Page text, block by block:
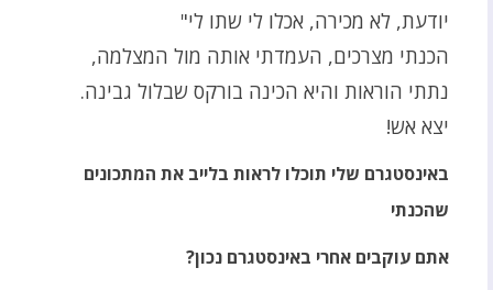
יודעת, לא מכירה, אכלו לי שתו לי"
הכנתי מצרכים, העמדתי אותה מול המצלמה,
נתתי הוראות והיא הכינה בורקס שבלול גבינה.
יצא אש!
באינסטגרם שלי תוכלו לראות בלייב את המתכונים
שהכנתי
אתם עוקבים אחרי באינסטגרם נכון?